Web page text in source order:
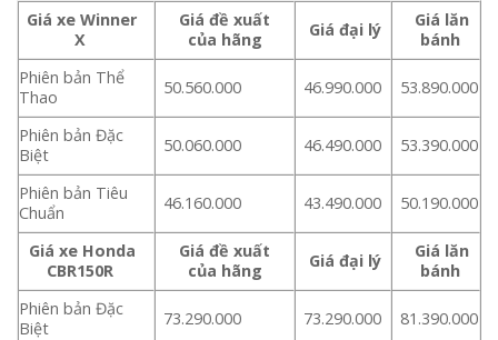
Giá xe Winner
X
Giá đề xuất
của hãng
Giá đại lý
Giá lăn
bánh
Phiên bản Thể
Thao
50.560.000 46.990.000 53.890.000
Phiên bản Đặc
Biệt
50.060.000 46.490.000 53.390.000
Phiên bản Tiêu
Chuẩn
46.160.000 43.490.000 50.190.000
Giá xe Honda
CBR150R
Giá đề xuất
của hãng
Giá đại lý
Giá lăn
bánh
Phiên bản Đặc
Biệt
73.290.000 73.290.000 81.390.000